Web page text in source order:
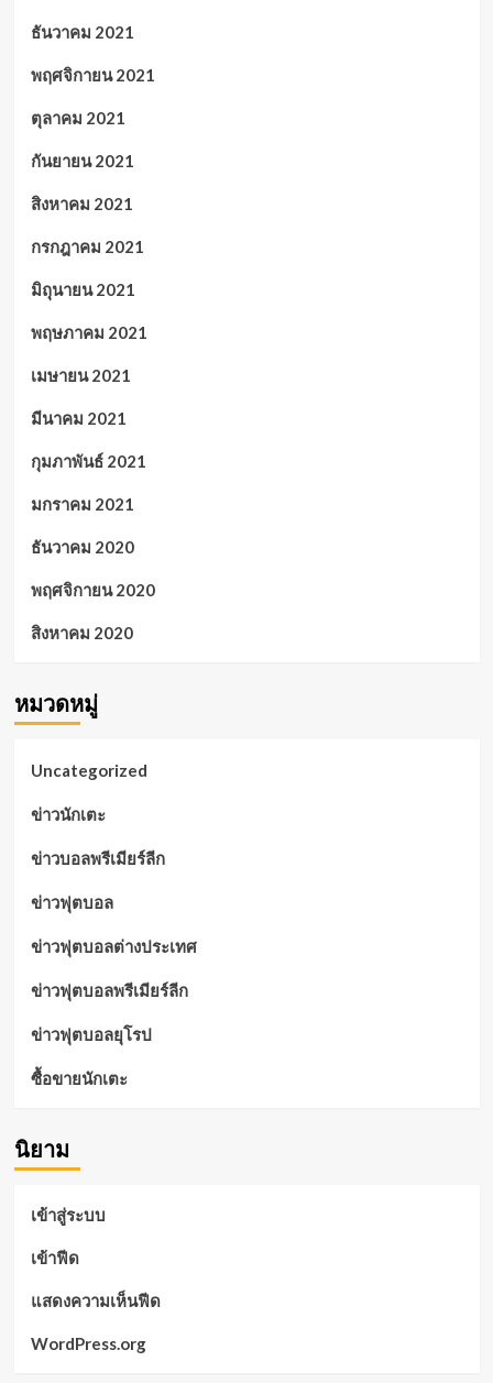
ธันวาคม 2021
พฤศจิกายน 2021
ตุลาคม 2021
กันยายน 2021
สิงหาคม 2021
กรกฎาคม 2021
มิถุนายน 2021
พฤษภาคม 2021
เมษายน 2021
มีนาคม 2021
กุมภาพันธ์ 2021
มกราคม 2021
ธันวาคม 2020
พฤศจิกายน 2020
สิงหาคม 2020
หมวดหมู่
Uncategorized
ข่าวนักเตะ
ข่าวบอลพรีเมียร์ลีก
ข่าวฟุตบอล
ข่าวฟุตบอลต่างประเทศ
ข่าวฟุตบอลพรีเมียร์ลีก
ข่าวฟุตบอลยุโรป
ซื้อขายนักเตะ
นิยาม
เข้าสู่ระบบ
เข้าฟีด
แสดงความเห็นฟีด
WordPress.org